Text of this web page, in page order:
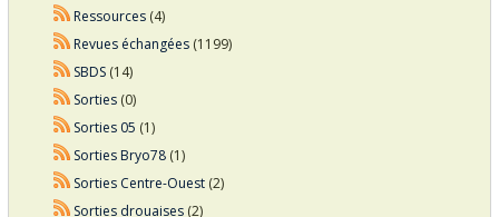
Ressources(4)
Revues échangées(1199)
SBDS(14)
Sorties(0)
Sorties 05 (1)
Sorties Bryo78(1)
Sorties Centre-Ouest(2)
Sorties drouaises(2)